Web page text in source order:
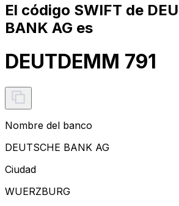
El código SWIFT de
BANK AG es
DEUTDEMM 791
Nombre del banco
DEUTSCHE BANK AG
Ciudad
WUERZBURG